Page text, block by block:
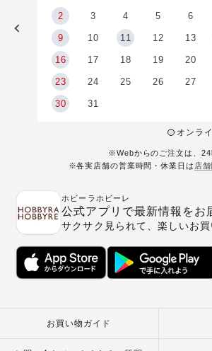
2 3 4 5 6
9 10 11 12 13
16 17 18 19 20
23 24 25 26 27
30 31
オンラ
※Webからのご注文は、
※各実店舗の営業時間・休業日は 店舗
ホビーラホビーレ
公式アプリで最新情報をお
サクサク見られて、楽しいお買
お買い物ガイド